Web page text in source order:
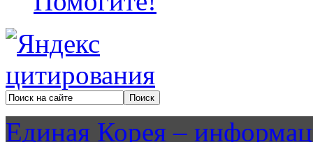
Единая Корея –